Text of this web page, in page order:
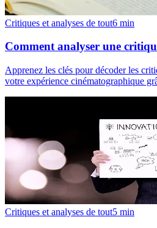
Critiques et analyses de tout6 min
Comment analyser une
Apprenez les clés pour décoder les
votre expérience cinématographique
Critiques et analyses de tout5 min